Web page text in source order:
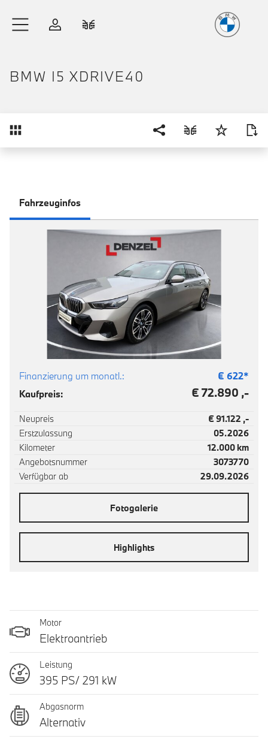
Anmelden
BMW I5 XDRIVE40
Fahrzeuginfos
Finanzierung um monatl.: € 622*
Kaufpreis:
€ 72.890 ,-
Neupreis
€ 91.122 ,-
Erstzulassung
05.2026
Kilometer
12.000 km
Angebotsnummer
3073770
Verfügbar ab
29.09.2026
Fotogalerie
Highlights
Motor
Elektroantrieb
Leistung
395 PS/ 291 kW
Abgasnorm
Alternativ